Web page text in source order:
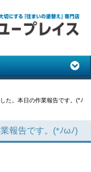
た。本日の作業報告です。(*ﾉ
報告です。(*ﾉωﾉ)